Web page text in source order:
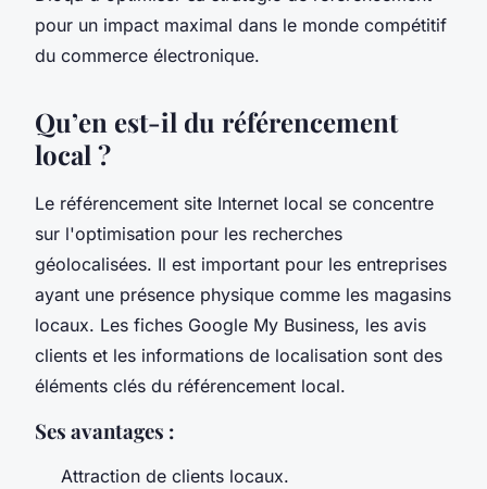
pour un impact maximal dans le monde compétitif
du commerce électronique.
Qu’en est-il du référencement
local ?
Le référencement site Internet local se concentre
sur l'optimisation pour les recherches
géolocalisées. Il est important pour les entreprises
ayant une présence physique comme les magasins
locaux. Les fiches Google My Business, les avis
clients et les informations de localisation sont des
éléments clés du référencement local.
Ses avantages :
Attraction de clients locaux.